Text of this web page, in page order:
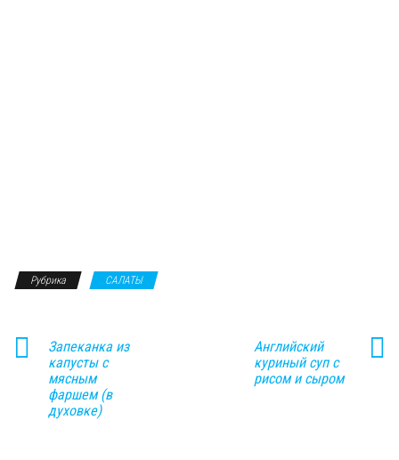
Рубрика САЛАТЫ
Запеканка из
капусты с
мясным
фаршем (в
духовке)
Английский
куриный суп с
рисом и сыром